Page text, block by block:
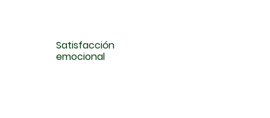
Satisfacción
emocional